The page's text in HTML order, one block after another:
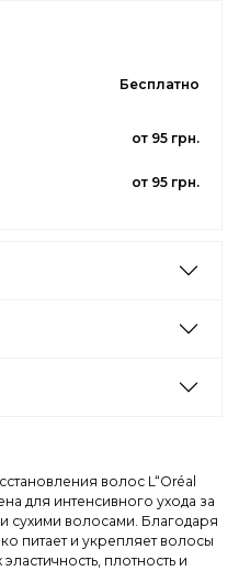
Бесплатно
от 95 грн.
от 95 грн.
волос L“Oréal
для интенсивного ухода за
волосами. Благодаря
питает и укрепляет волосы
плотность и